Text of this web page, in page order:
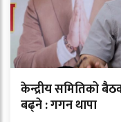
केन्द्रीय समितिको
बढ्ने : गगन थापा